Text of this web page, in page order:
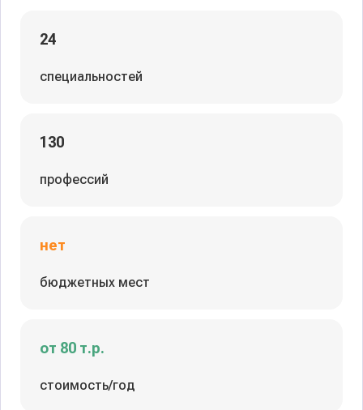
24
специальностей
130
профессий
нет
бюджетных мест
от 80 т.р.
стоимость/год